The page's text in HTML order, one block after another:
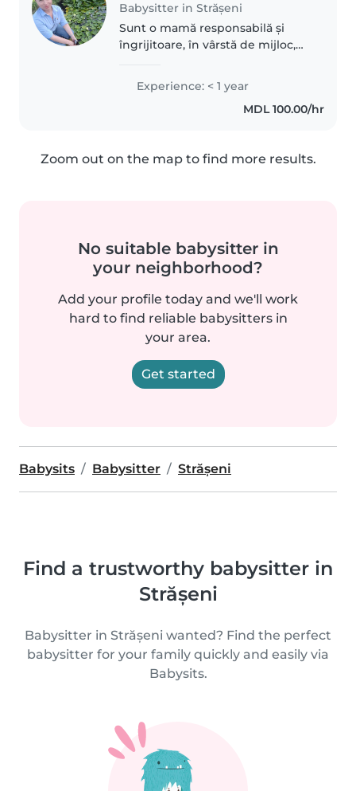
Babysitter in Strășeni
Sunt o mamă responsabilă și
îngrijitoare, în vârstă de mijloc,
vârstă de 3 ani. Sunt călduroasă,
empatică și îmi place să citesc
povești copiilor. Sunt..
Experience: < 1 year
MDL 100.00/hr
Zoom out on the map to find more results.
No suitable babysitter in
your neighborhood?
Add your profile today and we'll work
hard to find reliable babysitters in
your area.
Get started
Babysits Babysitter Strășeni
Find a trustworthy babysitter in
Strășeni
Babysitter in Strășeni wanted? Find the perfect
babysitter for your family quickly and easily via
Babysits.